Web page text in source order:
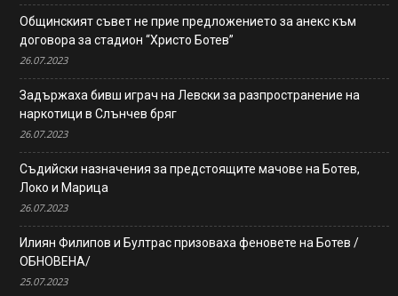
Общинският съвет не прие предложението за анекс към
договора за стадион “Христо Ботев”
26.07.2023
Задържаха бивш играч на Левски за разпространение на
наркотици в Слънчев бряг
26.07.2023
Съдийски назначения за предстоящите мачове на Ботев,
Локо и Марица
26.07.2023
Илиян Филипов и Бултрас призоваха феновете на Ботев /
ОБНОВЕНА/
25.07.2023